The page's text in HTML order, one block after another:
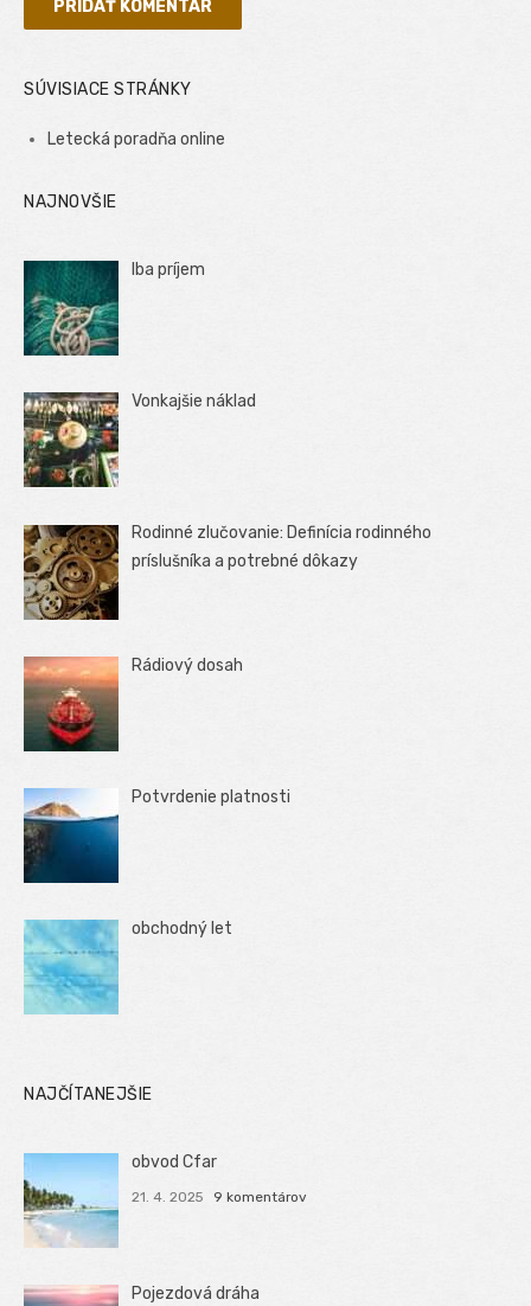
SÚVISIACE STRÁNKY
Letecká poradňa online
NAJNOVŠIE
Iba príjem
Vonkajšie náklad
Rodinné zlučovanie: Definícia rodinného
príslušníka a potrebné dôkazy
Rádiový dosah
Potvrdenie platnosti
obchodný let
NAJČÍTANEJŠIE
obvod Cfar
21. 4. 2025 9 komentárov
Pojezdová dráha